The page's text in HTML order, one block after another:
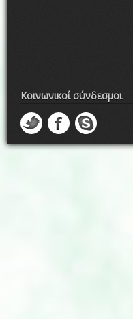
Κοινωνικοί σύνδεσμοι